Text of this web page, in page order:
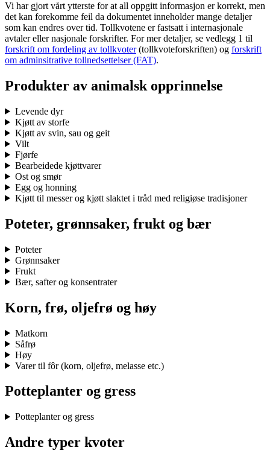
Vi har gjort vårt ytterste for at all oppgitt informasjon er korrekt, men
det kan forekomme feil da dokumentet inneholder mange detaljer
som kan endres over tid. Tollkvotene er fastsatt i internasjonale
avtaler eller nasjonale forskrifter. For mer detaljer, se vedlegg 1 til
forskrift om fordeling av tollkvoter(tollkvoteforskriften) og forskrift
om adminsitrative tollnedsettelser (FAT).
Produkter av animalsk opprinnelse
Levende dyr
Kjøtt av storfe
Kjøtt av svin, sau og geit
Vilt
Fjørfe
Bearbeidede kjøttvarer
Ost og smør
Egg og honning
Kjøtt til messer og kjøtt slaktet i tråd med religiøse tradisjoner
Poteter, grønnsaker, frukt og bær
Poteter
Grønnsaker
Frukt
Bær, safter og konsentrater
Korn, frø, oljefrø og høy
Matkorn
Såfrø
Høy
Varer til fôr (korn, oljefrø, melasse etc.)
Potteplanter og gress
Potteplanter og gress
Andre typer kvoter